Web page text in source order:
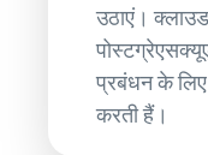
उठाएं।
प्रबंधन के
करती हैं।